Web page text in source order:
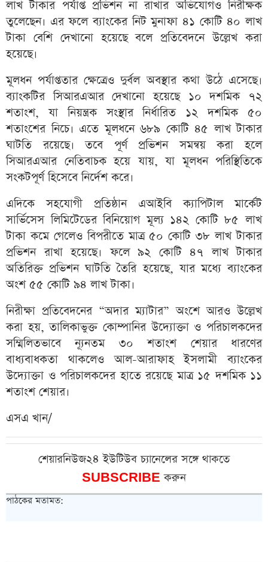
লাখ টাকার পর্যাপ্ত প্রভিশন না রাখার অভিযোগও নিরীক্ষক
তুলেছেন। এর ফলে ব্যাংকের নিট মুনাফা ৪১ কোটি ৪০ লাখ
টাকা বেশি দেখানো হয়েছে বলে প্রতিবেদনে উল্লেখ করা
হয়েছে।
মূলধন পর্যাপ্ততার ক্ষেত্রেও দুর্বল অবস্থার কথা উঠে এসেছে।
ব্যাংকটির সিআরএআর দেখানো হয়েছে ১০ দশমিক ৭২
শতাংশ, যা নিয়ন্ত্রক সংস্থার নির্ধারিত ১২ দশমিক ৫০
শতাংশের নিচে। এতে মূলধনে ৬৮৯ কোটি ৪৫ লাখ টাকার
ঘাটতি রয়েছে। তবে পূর্ণ প্রভিশন সমন্বয় করা হলে
সিআরএআর নেতিবাচক হয়ে যায়, যা মূলধন পরিস্থিতিকে
সংকটপূর্ণ হিসেবে নির্দেশ করে।
এদিকে সহযোগী প্রতিষ্ঠান এআইবি ক্যাপিটাল মার্কেট
সার্ভিসেস লিমিটেডের বিনিয়োগ মূল্য ১৪২ কোটি ৮৫ লাখ
টাকা কমে গেলেও বিপরীতে মাত্র ৫০ কোটি ৩৮ লাখ টাকার
প্রভিশন রাখা হয়েছে। ফলে ৯২ কোটি ৪৭ লাখ টাকার
অতিরিক্ত প্রভিশন ঘাটতি তৈরি হয়েছে, যার মধ্যে ব্যাংকের
অংশ ৫৫ কোটি ৯৪ লাখ টাকা।
নিরীক্ষা প্রতিবেদনের “অদার ম্যাটার” অংশে আরও উল্লেখ
করা হয়, তালিকাভুক্ত কোম্পানির উদ্যোক্তা ও পরিচালকদের
সম্মিলিতভাবে ন্যূনতম ৩০ শতাংশ শেয়ার ধারণের
বাধ্যবাধকতা থাকলেও আল-আরাফাহ ইসলামী ব্যাংকের
উদ্যোক্তা ও পরিচালকদের হাতে রয়েছে মাত্র ১৫ দশমিক ১১
শতাংশ শেয়ার।
এসএ খান/
শেয়ারনিউজ২৪ ইউটিউব চ্যানেলের সঙ্গে থাকতে
SUBSCRIBEকরুন
পাঠকের মতামত: